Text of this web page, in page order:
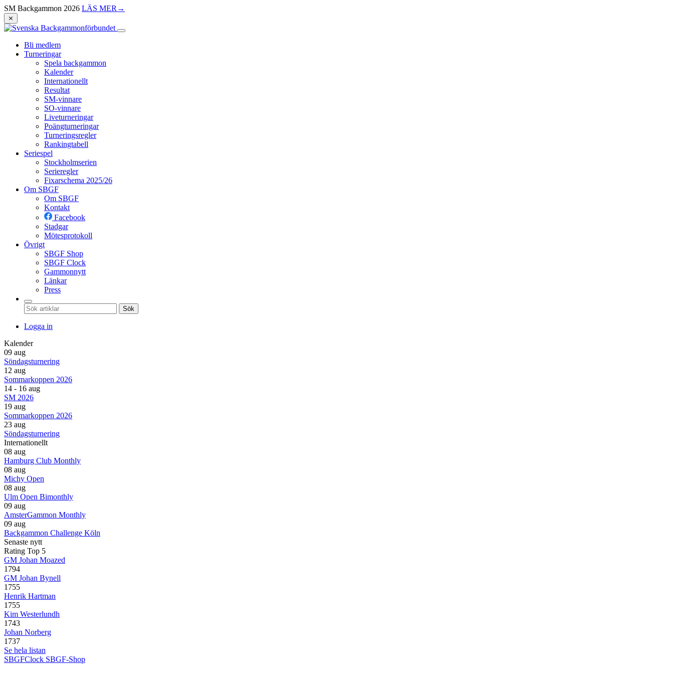
SM Backgammon 2026 LÄS MER →
⨯
Bli medlem
Turneringar
Spela backgammon
Kalender
Internationellt
Resultat
SM-vinnare
SO-vinnare
Liveturneringar
Poängturneringar
Turneringsregler
Rankingtabell
Seriespel
Stockholmserien
Serieregler
Fixarschema 2025/26
Om SBGF
Om SBGF
Kontakt
Facebook
Stadgar
Mötesprotokoll
Övrigt
SBGF Shop
SBGF Clock
Gammonnytt
Länkar
Press
Sök
Logga in
Kalender
09 aug
Söndagsturnering
12 aug
Sommarkoppen 2026
14 - 16 aug
SM 2026
19 aug
Sommarkoppen 2026
23 aug
Söndagsturnering
Internationellt
08 aug
Hamburg Club Monthly
08 aug
Michy Open
08 aug
Ulm Open Bimonthly
09 aug
AmsterGammon Monthly
09 aug
Backgammon Challenge Köln
Senaste nytt
Rating Top 5
GM Johan Moazed
1794
GM Johan Bynell
1755
Henrik Hartman
1755
Kim Westerlundh
1743
Johan Norberg
1737
Se hela listan
SBGFClock SBGF-Shop